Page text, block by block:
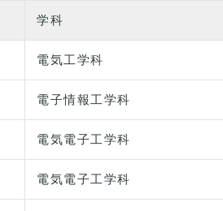
学科
電気工学科
電子情報工学科
電気電子工学科
電気電子工学科